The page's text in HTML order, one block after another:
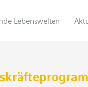
Lebenswelten